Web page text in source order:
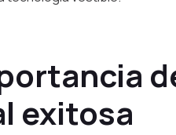
exitosa